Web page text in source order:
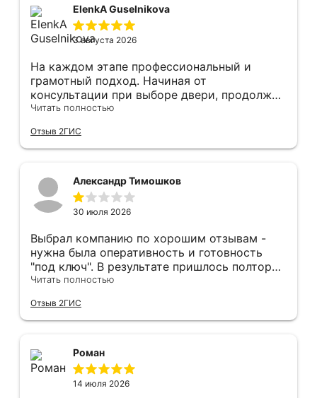
мусор убирает после монтажа. Рекомендую!
ElenkA Guselnikova
3 августа 2026
На каждом этапе профессиональный и
грамотный подход. Начиная от
консультации при выборе двери, продолжая
оперативным замером, завершая быстрой и
оформление двери - отдельное спасибо!
Рекомендуем и планируем в дальнейшем, по
Читать полностью
Отзыв 2ГИС
Александр Тимошков
30 июля 2026
Выбрал компанию по хорошим отзывам -
нужна была оперативность и готовность
"под ключ". В результате пришлось полтора
часа потратить на уборку подъезда, так как
"утилизация старой двери" не входит
уборка выломанного деревянного косяка и
После предъявления претензии менеджеру
получил только недовольный звонок от
монтажника, никаких извинений и попыток
Читать полностью
Отзыв 2ГИС
Роман
14 июля 2026